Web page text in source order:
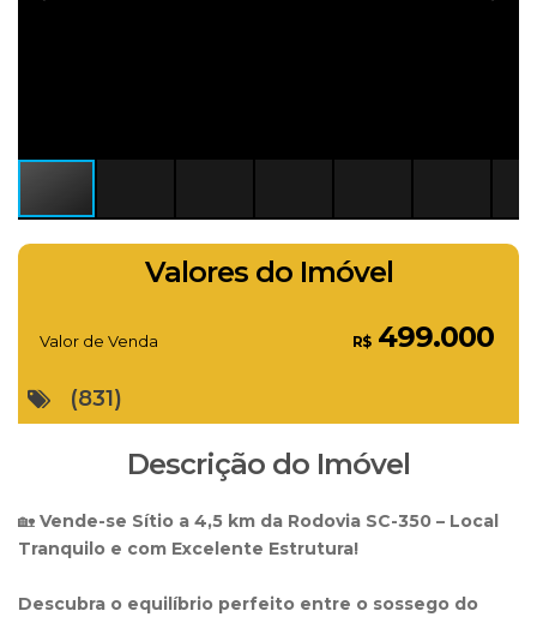
Valores do Imóvel
R$499.000
Valor de Venda
(831)
Descrição do Imóvel
🏡 Vende-se Sítio a 4,5 km da Rodovia SC-350 – Local
Tranquilo e com Excelente Estrutura!
Descubra o equilíbrio perfeito entre o sossego do